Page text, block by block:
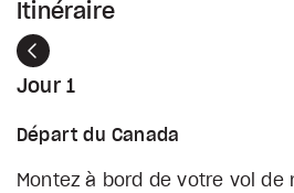
Itinéraire
Précédent
Jour 1
Départ du Canada
Montez à bord de votre vol